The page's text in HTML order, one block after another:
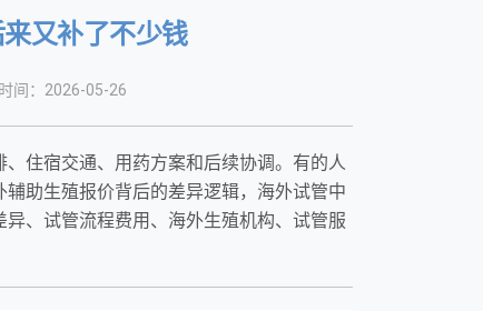
又补了不少钱
间：2026-05-26
住宿交通、用药方案和后续协调。有的人
助生殖报价背后的差异逻辑，海外试管中
、试管流程费用、海外生殖机构、试管服